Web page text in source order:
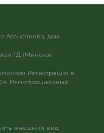
дом
1Д (Минская
Регистрация в
Регистрационный
внешний вид.